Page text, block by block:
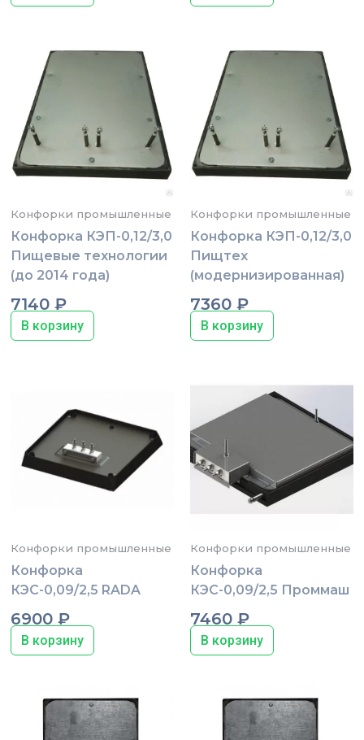
Конфорки промышленные
Конфорка КЭП-0,12/3,0
Пищевые технологии
(до 2014 года)
7140₽
В корзину
Конфорки промышленные
Конфорка КЭП-0,12/3,0
Пищтех
(модернизированная)
7360 ₽
В корзину
Конфорки промышленные
Конфорка
КЭС-0,09/2,5 RADA
6900₽
В корзину
Конфорки промышленные
Конфорка
КЭС-0,09/2,5 Проммаш
7460 ₽
В корзину